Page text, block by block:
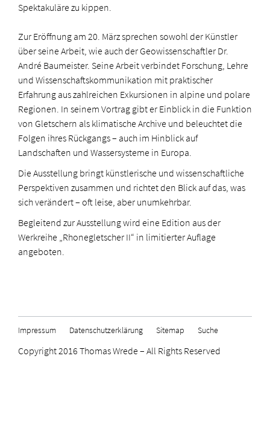
Spektakuläre zu kippen.
Zur Eröffnung am 20. März sprechen sowohl der Künstler
über seine Arbeit, wie auch der Geowissenschaftler Dr.
André Baumeister. Seine Arbeit verbindet Forschung, Lehre
und Wissenschaftskommunikation mit praktischer
Erfahrung aus zahlreichen Exkursionen in alpine und polare
Regionen. In seinem Vortrag gibt er Einblick in die Funktion
von Gletschern als klimatische Archive und beleuchtet die
Folgen ihres Rückgangs – auch im Hinblick auf
Landschaften und Wassersysteme in Europa.
Die Ausstellung bringt künstlerische und wissenschaftliche
Perspektiven zusammen und richtet den Blick auf das, was
sich verändert – oft leise, aber unumkehrbar.
Begleitend zur Ausstellung wird eine Edition aus der
Werkreihe „Rhonegletscher II“ in limitierter Auflage
angeboten.
Impressum Datenschutzerklärung Sitemap Suche
Copyright 2016 Thomas Wrede – All Rights Reserved